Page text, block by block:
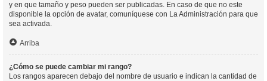
y en que tamaño y peso pueden ser publicadas. En caso de que no este
disponible la opción de avatar, comuníquese con La Administración para que
sea activada.
Arriba
¿Cómo se puede cambiar mi rango?
Los rangos aparecen debajo del nombre de usuario e indican la cantidad de